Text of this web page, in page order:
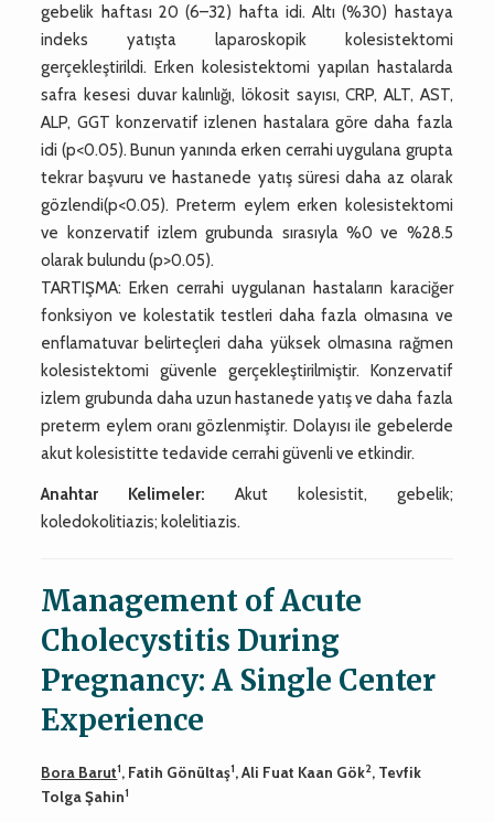
gebelik haftası 20 (6–32) hafta idi. Altı (%30) hastaya
indeks yatışta laparoskopik kolesistektomi
gerçekleştirildi. Erken kolesistektomi yapılan hastalarda
safra kesesi duvar kalınlığı, lökosit sayısı, CRP, ALT, AST,
ALP, GGT konzervatif izlenen hastalara göre daha fazla
idi (p<0.05). Bunun yanında erken cerrahi uygulana grupta
tekrar başvuru ve hastanede yatış süresi daha az olarak
gözlendi(p<0.05). Preterm eylem erken kolesistektomi
ve konzervatif izlem grubunda sırasıyla %0 ve %28.5
olarak bulundu (p>0.05).
TARTIŞMA: Erken cerrahi uygulanan hastaların karaciğer
fonksiyon ve kolestatik testleri daha fazla olmasına ve
enflamatuvar belirteçleri daha yüksek olmasına rağmen
kolesistektomi güvenle gerçekleştirilmiştir. Konzervatif
izlem grubunda daha uzun hastanede yatış ve daha fazla
preterm eylem oranı gözlenmiştir. Dolayısı ile gebelerde
akut kolesistitte tedavide cerrahi güvenli ve etkindir.
Anahtar Kelimeler: Akut kolesistit, gebelik;
koledokolitiazis; kolelitiazis.
Management of Acute
Cholecystitis During
Pregnancy: A Single Center
Experience
Bora Barut1, Fatih Gönültaş1, Ali Fuat Kaan Gök2, Tevfik
Tolga Şahin1